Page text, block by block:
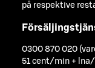
på respektive
0300 870 020
51 cent/min +